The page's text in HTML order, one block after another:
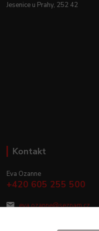
Jesenice u Prahy, 252 42
Kontakt
Eva Ozanne
+420 605 255 500
eva.ozanne@seznam.cz